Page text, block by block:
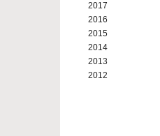
2017
2016
2015
2014
2013
2012